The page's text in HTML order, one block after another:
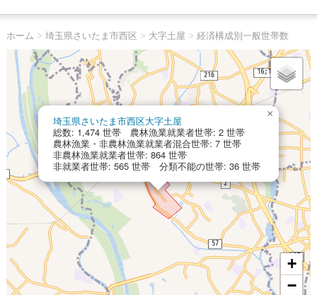
ホーム > 埼玉県さいたま市西区 > 大字土屋 > 経済構成別一般世帯数
埼玉県さいたま市西区大字土屋
総数: 1,474 世帯 農林漁業就業者世帯: 2 世帯
農林漁業・非農林漁業就業者混合世帯: 7 世帯
非農林漁業就業者世帯: 864 世帯
非就業者世帯: 565 世帯 分類不能の世帯: 36 世帯
×
+
−